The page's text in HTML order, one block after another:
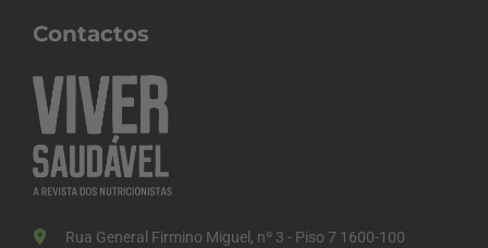
Contactos
Rua General Firmino Miguel, nº 3 - Piso 7 1600-100